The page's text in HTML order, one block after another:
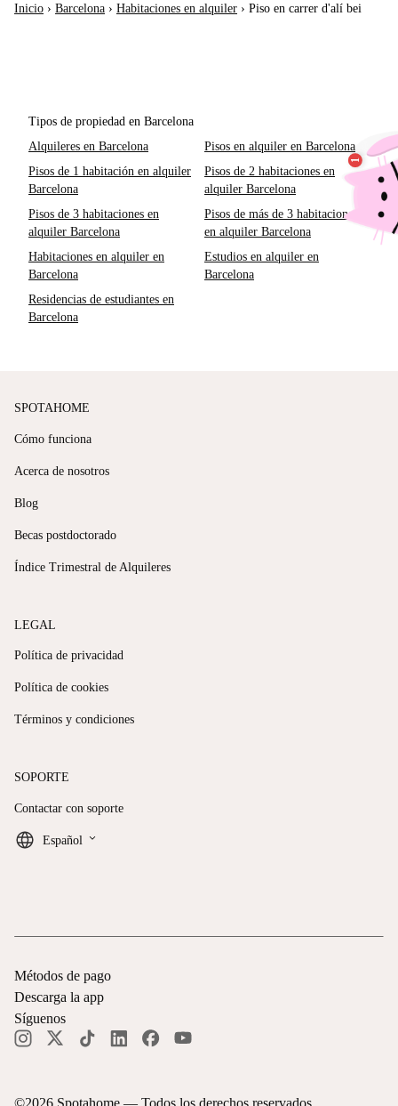
Inicio › Barcelona › Habitaciones en alquiler › Piso en carrer d'alí bei
Tipos de propiedad en Barcelona
Alquileres en Barcelona
Pisos en alquiler en Barcelona
Pisos de 1 habitación en alquiler
Barcelona
Pisos de 2 habitaciones en
alquiler Barcelona
Pisos de 3 habitaciones en
alquiler Barcelona
Pisos de más de 3 habitaciones
en alquiler Barcelona
Habitaciones en alquiler en
Barcelona
Estudios en alquiler en
Barcelona
Residencias de estudiantes en
Barcelona
SPOTAHOME
Cómo funciona
Acerca de nosotros
Blog
Becas postdoctorado
Índice Trimestral de Alquileres
LEGAL
Política de privacidad
Política de cookies
Términos y condiciones
SOPORTE
Contactar con soporte
Español keyboard_arrow_down
©2026 Spotahome — Todos los derechos reservados
Métodos de pago
Descarga la app
Síguenos